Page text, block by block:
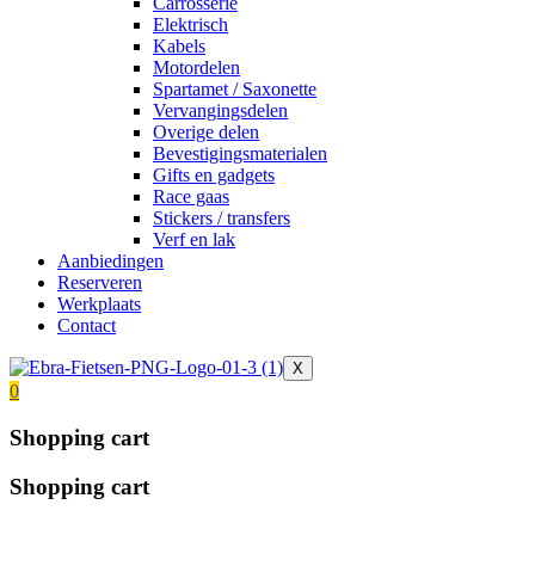
Elektrisch
Kabels
Motordelen
Spartamet / Saxonette
Vervangingsdelen
Overige delen
Bevestigingsmaterialen
Gifts en gadgets
Race gaas
Stickers / transfers
Verf en lak
Aanbiedingen
Reserveren
Werkplaats
Contact
X
0
Shopping cart
Shopping cart